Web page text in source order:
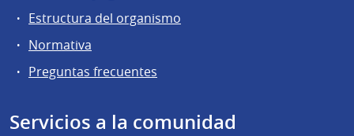
Estructura del organismo
Normativa
Preguntas frecuentes
Servicios a la comunidad